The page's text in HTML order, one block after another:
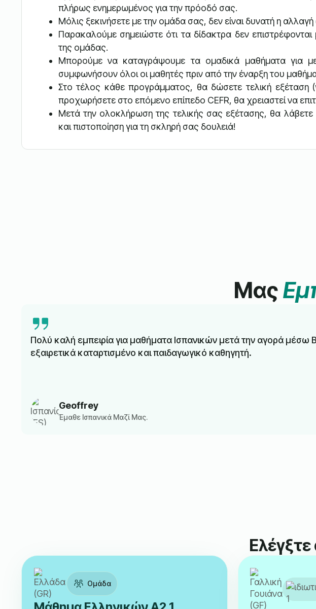
πλήρως ενημερωμένος για την πρόοδό σας.
Μόλις ξεκινήσετε με την ομάδα σας, δεν είναι δυνατή η
Παρακαλούμε σημειώστε ότι τα δίδακτρα δεν
της ομάδας.
Μπορούμε να καταγράψουμε τα ομαδικά μαθήματα για
συμφωνήσουν όλοι οι μαθητές πριν από την έναρξη του
Στο τέλος κάθε προγράμματος, θα δώσετε τελική εξέταση
προχωρήσετε στο επόμενο επίπεδο CEFR, θα χρειαστεί να
Μετά την ολοκλήρωση της τελικής σας εξέτασης, θα
και πιστοποίηση για τη σκληρή σας δουλειά!
Μας
Geoffrey
Έμαθε Ισπανικά Μαζί Μας.
Πολύ καλή εμπειρία για μαθήματα Ισπανικών μετά την αγορά μέσω
εξαιρετικά καταρτισμένο και παιδαγωγικό καθηγητή.
Ομάδα